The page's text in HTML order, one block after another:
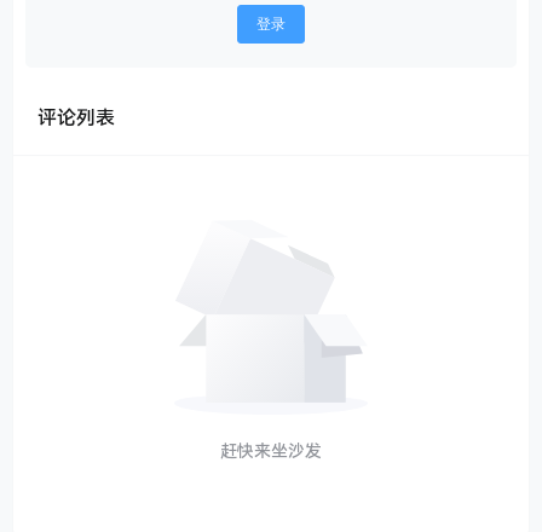
登录
评论列表
赶快来坐沙发